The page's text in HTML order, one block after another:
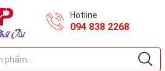
Hotline
094 838 2268